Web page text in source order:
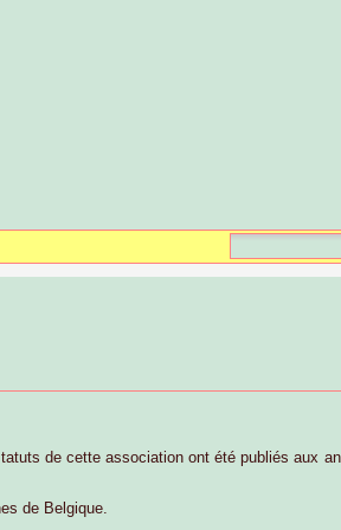
de cette association ont été publiés aux
de Belgique.